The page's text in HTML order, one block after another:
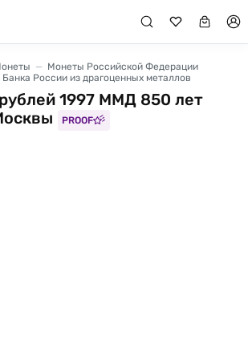
Монеты Российской Федерации
России из драгоценных металлов
1997 ММД 850 лет
PROOF